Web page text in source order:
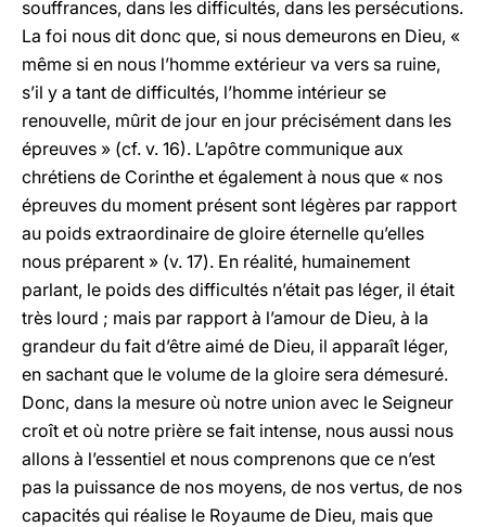
souffrances, dans les difficultés, dans les persécutions.
La foi nous dit donc que, si nous demeurons en Dieu, «
même si en nous l’homme extérieur va vers sa ruine,
s’il y a tant de difficultés, l’homme intérieur se
renouvelle, mûrit de jour en jour précisément dans les
épreuves » (cf. v. 16). L’apôtre communique aux
chrétiens de Corinthe et également à nous que « nos
épreuves du moment présent sont légères par rapport
au poids extraordinaire de gloire éternelle qu’elles
nous préparent » (v. 17). En réalité, humainement
parlant, le poids des difficultés n’était pas léger, il était
très lourd ; mais par rapport à l’amour de Dieu, à la
grandeur du fait d’être aimé de Dieu, il apparaît léger,
en sachant que le volume de la gloire sera démesuré.
Donc, dans la mesure où notre union avec le Seigneur
croît et où notre prière se fait intense, nous aussi nous
allons à l’essentiel et nous comprenons que ce n’est
pas la puissance de nos moyens, de nos vertus, de nos
capacités qui réalise le Royaume de Dieu, mais que